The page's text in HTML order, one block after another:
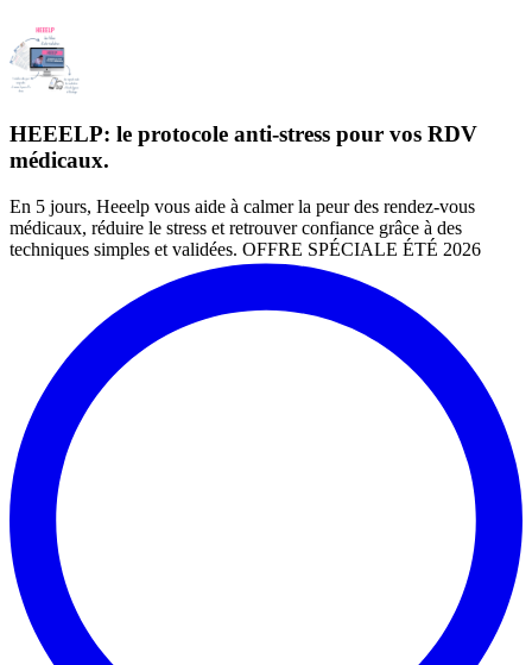
HEEELP: le protocole anti-stress pour vos RDV
médicaux.
En 5 jours, Heeelp vous aide à calmer la peur des rendez-vous
médicaux, réduire le stress et retrouver confiance grâce à des
techniques simples et validées. OFFRE SPÉCIALE ÉTÉ 2026